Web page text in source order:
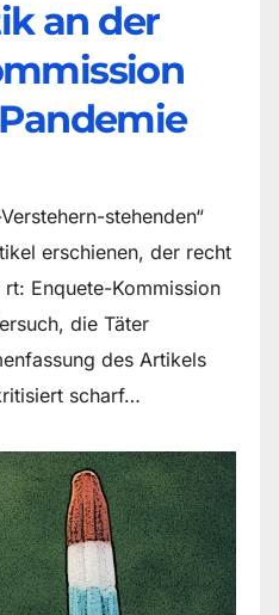
an der
stehenden“
erschienen, der recht
Enquete-Kommission
die Täter
des Artikels
scharf…